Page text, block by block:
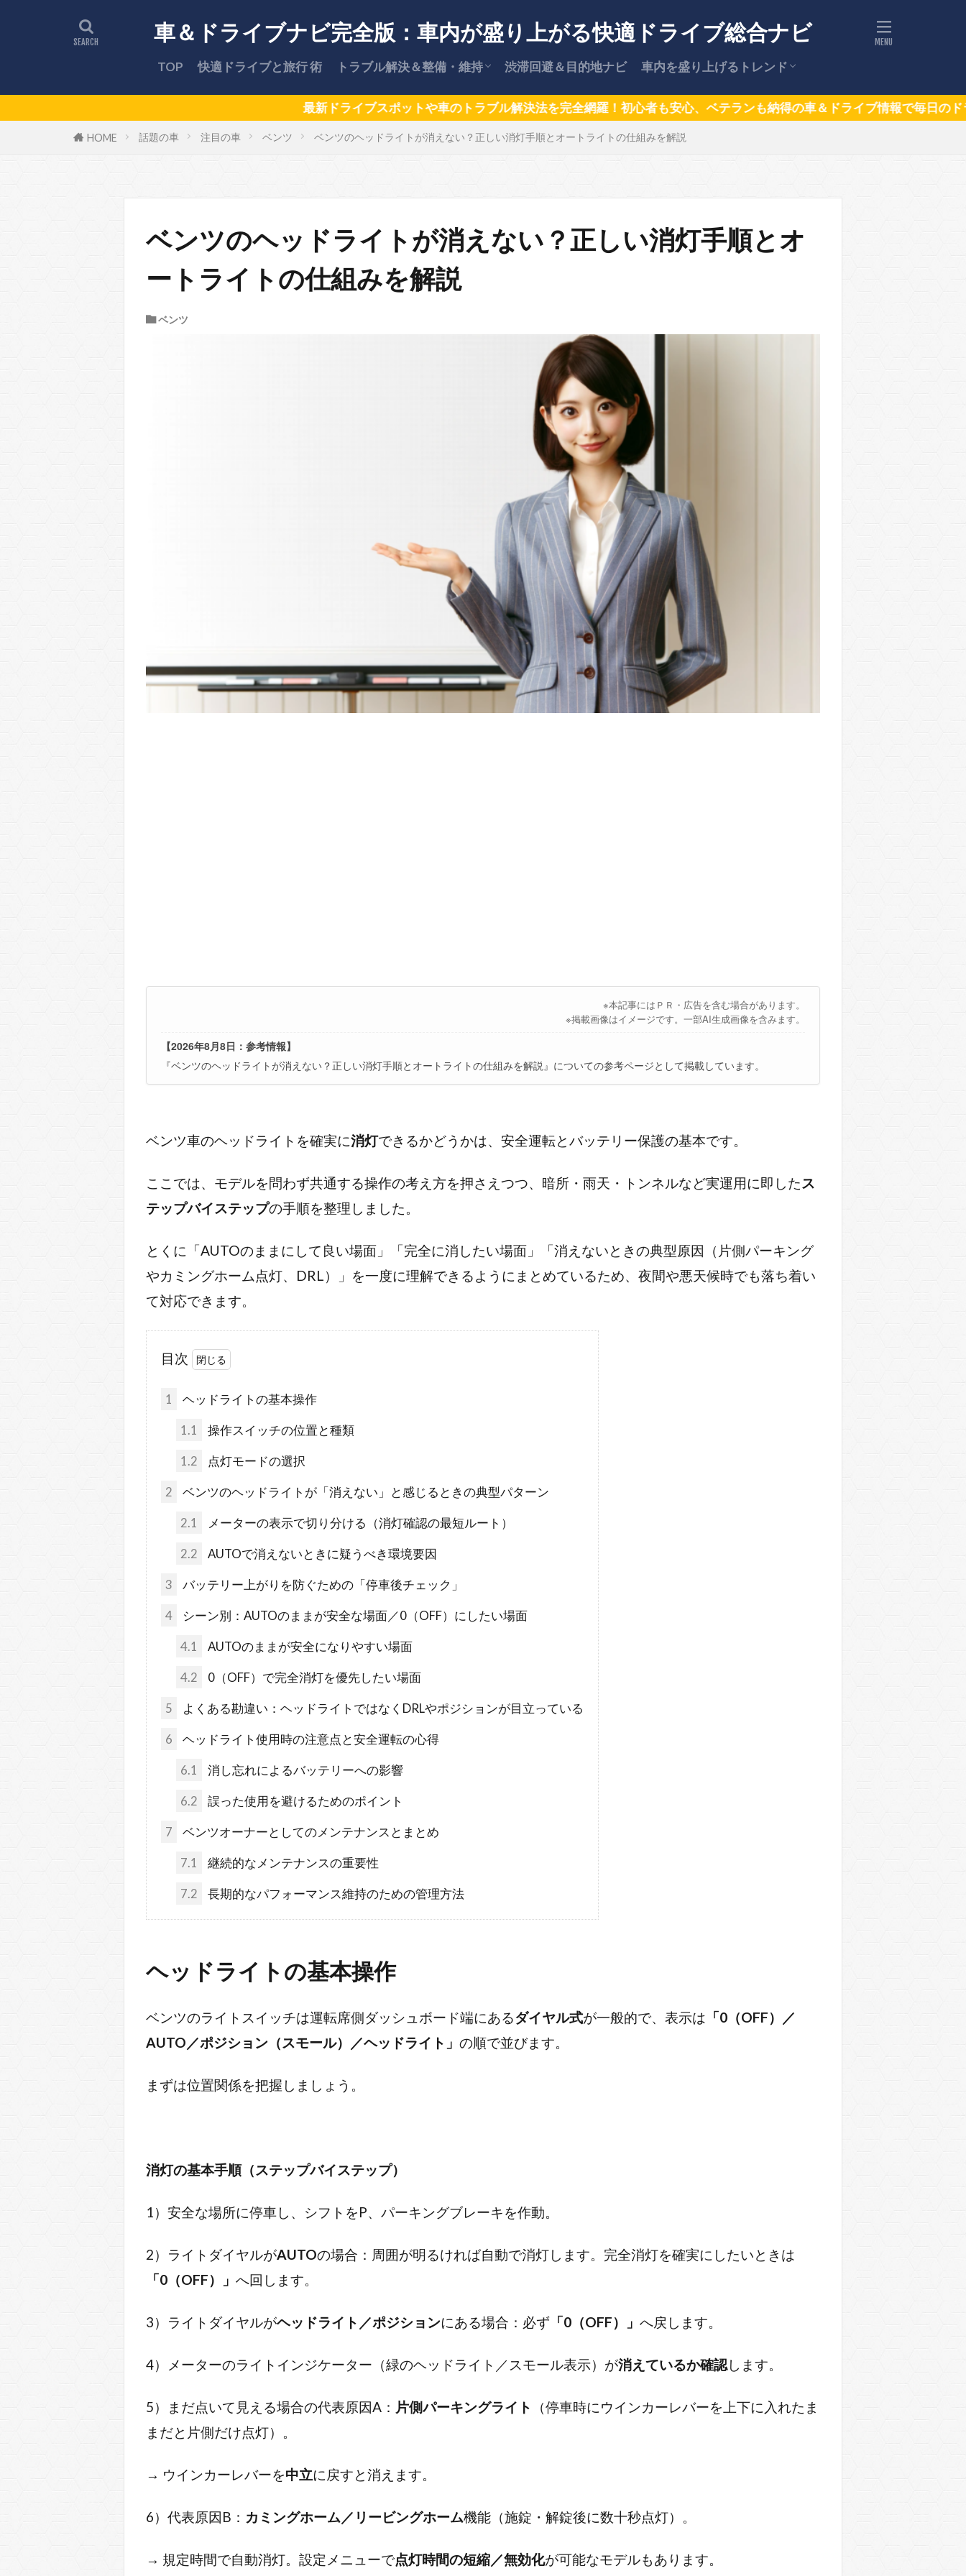
車＆ドライブナビ完全版：車内が盛り上がる快適ドライブ総合ナビ
TOP 快適ドライブと旅行 術 トラブル解決＆整備・維持
【保存版】車のトラブル解決策
安全な運転術
車の維持費・節約ガイド
カー用品情報
【保存版】愛車を高く売却する方法
と交渉術
渋滞回避＆目的地ナビ 車内を盛り上げるトレンド
ドライブの話題（トレンドニュー
ス）
話題の車
最新ドライブスポットや車のトラブル解決法を完全網羅！初心者も安心、ベテランも納得の車＆ドライブ情報で毎日のドライブをもっと楽し
HOME 話題の車 注目の車 ベンツ ベンツのヘッドライトが消えない？正しい消灯手順とオートライトの仕組みを解説
ベンツのヘッドライトが消えない？正しい消灯手順とオ
ートライトの仕組みを解説
ベンツ
※本記事にはＰＲ・広告を含む場合があります。
※掲載画像はイメージです。一部AI生成画像を含みます。
【2026年8月8日：参考情報】
『ベンツのヘッドライトが消えない？正しい消灯手順とオートライトの仕組みを解説』についての参考ページとして掲載しています。
ベンツ車のヘッドライトを確実に消灯できるかどうかは、安全運転とバッテリー保護の基本です。
ここでは、モデルを問わず共通する操作の考え方を押さえつつ、暗所・雨天・トンネルなど実運用に即したス
テップバイステップの手順を整理しました。
とくに「AUTOのままにして良い場面」「完全に消したい場面」「消えないときの典型原因（片側パーキング
やカミングホーム点灯、DRL）」を一度に理解できるようにまとめているため、夜間や悪天候時でも落ち着い
て対応できます。
目次
1 ヘッドライトの基本操作
1.1 操作スイッチの位置と種類
1.2 点灯モードの選択
2 ベンツのヘッドライトが「消えない」と感じるときの典型パターン
2.1 メーターの表示で切り分ける（消灯確認の最短ルート）
2.2 AUTOで消えないときに疑うべき環境要因
3 バッテリー上がりを防ぐための「停車後チェック」
4 シーン別：AUTOのままが安全な場面／0（OFF）にしたい場面
4.1 AUTOのままが安全になりやすい場面
4.2 0（OFF）で完全消灯を優先したい場面
5 よくある勘違い：ヘッドライトではなくDRLやポジションが目立っている
6 ヘッドライト使用時の注意点と安全運転の心得
6.1 消し忘れによるバッテリーへの影響
6.2 誤った使用を避けるためのポイント
7 ベンツオーナーとしてのメンテナンスとまとめ
7.1 継続的なメンテナンスの重要性
7.2 長期的なパフォーマンス維持のための管理方法
ヘッドライトの基本操作
ベンツのライトスイッチは運転席側ダッシュボード端にあるダイヤル式が一般的で、表示は 「0（OFF）／
AUTO／ポジション（スモール）／ヘッドライト」 の順で並びます。
まずは位置関係を把握しましょう。
消灯の基本手順（ステップバイステップ）
1）安全な場所に停車し、シフトをP、パーキングブレーキを作動。
2）ライトダイヤルがAUTOの場合：周囲が明るければ自動で消灯します。完全消灯を確実にしたいときは
「0（OFF）」 へ回します。
3）ライトダイヤルがヘッドライト／ポジションにある場合：必ず 「0（OFF）」 へ戻します。
4）メーターのライトインジケーター（緑のヘッドライト／スモール表示）が消えているか確認します。
5）まだ点いて見える場合の代表原因A： 片側パーキングライト
（停車時にウインカーレバーを上下に入れたま
まだと片側だけ点灯）。
→ ウインカーレバーを中立に戻すと消えます。
6）代表原因B： カミングホーム／リービングホーム機能（施錠・解錠後に数十秒点灯）。
→ 規定時間で自動消灯。設定メニューで点灯時間の短縮／無効化が可能なモデルもあります。